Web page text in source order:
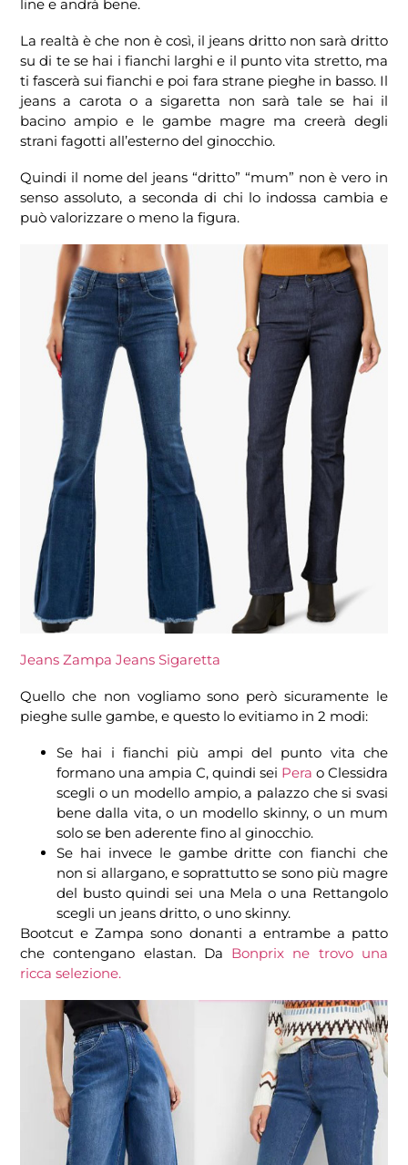
line e andrà bene.
La realtà è che non è così, il jeans dritto non sarà dritto
su di te se hai i fianchi larghi e il punto vita stretto, ma
ti fascerà sui fianchi e poi fara strane pieghe in basso. Il
jeans a carota o a sigaretta non sarà tale se hai il
bacino ampio e le gambe magre ma creerà degli
strani fagotti all’esterno del ginocchio.
Quindi il nome del jeans “dritto” “mum” non è vero in
senso assoluto, a seconda di chi lo indossa cambia e
può valorizzare o meno la figura.
Jeans Zampa Jeans Sigaretta
Quello che non vogliamo sono però sicuramente le
pieghe sulle gambe, e questo lo evitiamo in 2 modi:
Se hai i fianchi più ampi del punto vita che
formano una ampia C, quindi sei Pera o Clessidra
scegli o un modello ampio, a palazzo che si svasi
bene dalla vita, o un modello skinny, o un mum
solo se ben aderente fino al ginocchio.
Se hai invece le gambe dritte con fianchi che
non si allargano, e soprattutto se sono più magre
del busto quindi sei una Mela o una Rettangolo
scegli un jeans dritto, o uno skinny.
Bootcut e Zampa sono donanti a entrambe a patto
che contengano elastan. Da Bonprix ne trovo una
ricca selezione.